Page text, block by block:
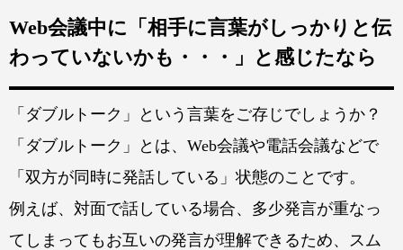
Web会議中に「相手に言葉がしっかりと伝
わっていないかも・・・」と感じたなら
「ダブルトーク」という言葉をご存じでしょうか？
「ダブルトーク」とは、Web会議や電話会議などで
「双方が同時に発話している」状態のことです。
例えば、対面で話している場合、多少発言が重なっ
てしまってもお互いの発言が理解できるため、スム